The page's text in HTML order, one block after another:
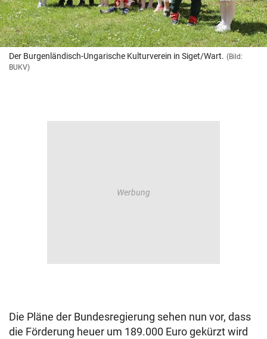
Der Burgenländisch-Ungarische Kulturverein in Siget/Wart. (Bild:
BUKV)
Die Pläne der Bundesregierung sehen nun vor, dass
die Förderung heuer um 189.000 Euro gekürzt wird